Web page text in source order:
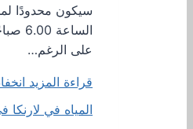
على الرغم…
قراءة المزيد
المياه في لارنكا في 1